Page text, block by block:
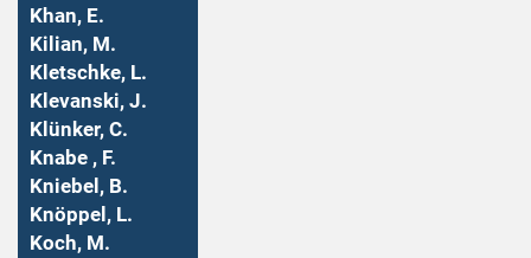
Khan, E.
Kilian, M.
Kletschke, L.
Klevanski, J.
Klünker, C.
Knabe , F.
Kniebel, B.
Knöppel, L.
Koch, M.